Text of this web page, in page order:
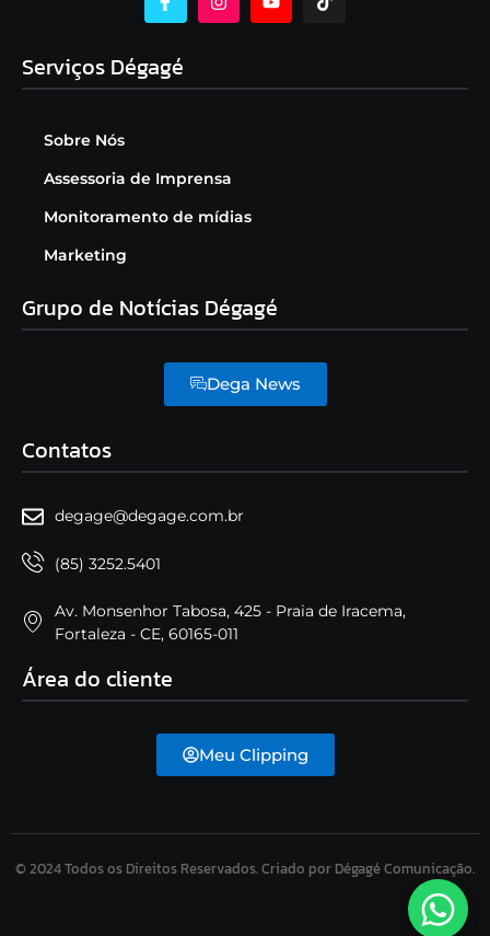
Serviços Dégagé
Sobre Nós
Assessoria de Imprensa
Monitoramento de mídias
Marketing
Grupo de Notícias Dégagé
Dega News
Contatos
degage@degage.com.br
(85) 3252.5401
Av. Monsenhor Tabosa, 425 - Praia de Iracema,
Fortaleza - CE, 60165-011
Área do cliente
Meu Clipping
© 2024 Todos os Direitos Reservados. Criado por Dégagé Comunicação.